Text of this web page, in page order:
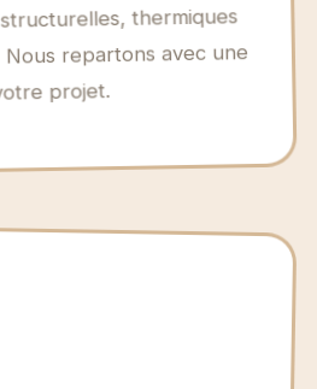
thermiques
repartons avec une
projet.